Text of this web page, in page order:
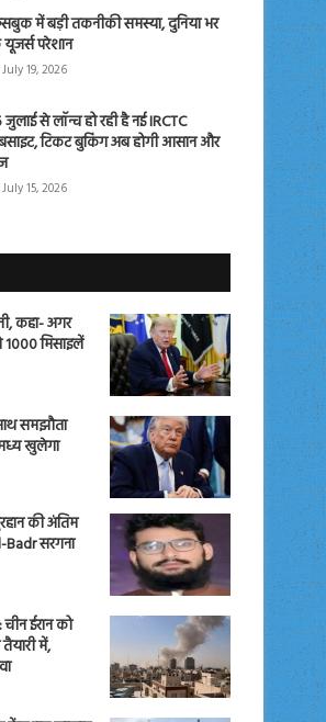
में बड़ी तकनीकी समस्या, दुनिया भर
परेशान
July 19, 2026
जुलाई से लॉन्च हो रही है नई IRCTC
टिकट बुकिंग अब होगी आसान और
July 15, 2026
कहा- अगर
मिसाइलें
समझौता
खुलेगा
की अंतिम
सरगना
ईरान को
में,